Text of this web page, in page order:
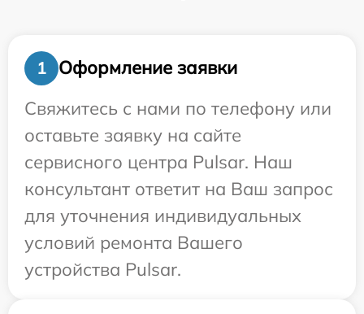
1
Оформление заявки
Свяжитесь с нами по телефону или
оставьте заявку на сайте
сервисного центра Pulsar. Наш
консультант ответит на Ваш запрос
для уточнения индивидуальных
условий ремонта Вашего
устройства Pulsar.